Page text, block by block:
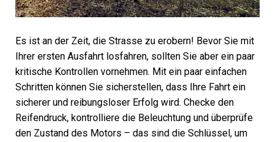
Es ist an der Zeit, die Strasse zu erobern! Bevor Sie mit
Ihrer ersten Ausfahrt losfahren, sollten Sie aber ein paar
kritische Kontrollen vornehmen. Mit ein paar einfachen
Schritten können Sie sicherstellen, dass Ihre Fahrt ein
sicherer und reibungsloser Erfolg wird. Checke den
Reifendruck, kontrolliere die Beleuchtung und überprüfe
den Zustand des Motors – das sind die Schlüssel, um